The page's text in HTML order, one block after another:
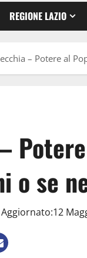
REGIONE LAZIO
– Potere al
o se